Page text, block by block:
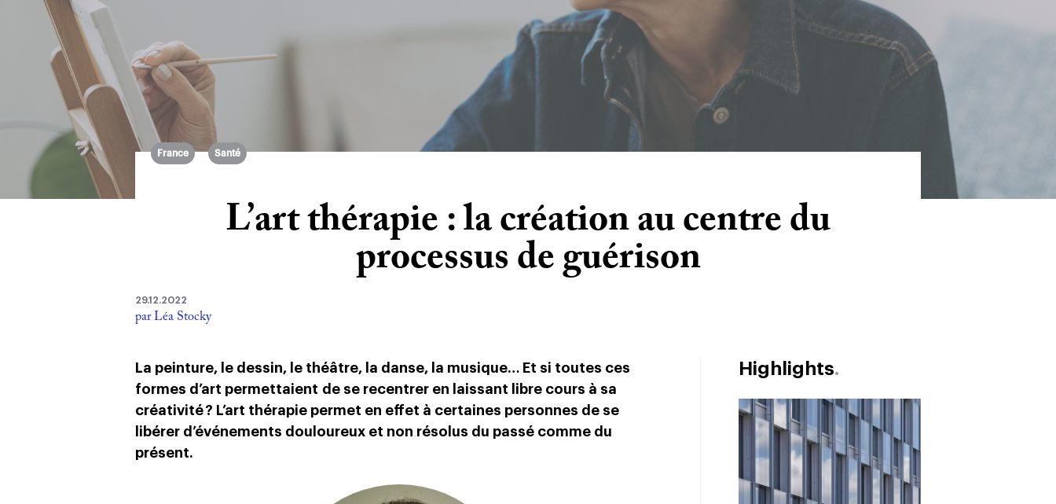
France Santé
L’art thérapie : la création au centre du
processus de guérison
29.12.2022
par Léa Stocky
La peinture, le dessin, le théâtre, la danse, la musique… Et si toutes ces
formes d’art permettaient de se recentrer en laissant libre cours à sa
créativité ? L’art thérapie permet en effet à certaines personnes de se
libérer d’événements douloureux et non résolus du passé comme du
présent.
Highlights